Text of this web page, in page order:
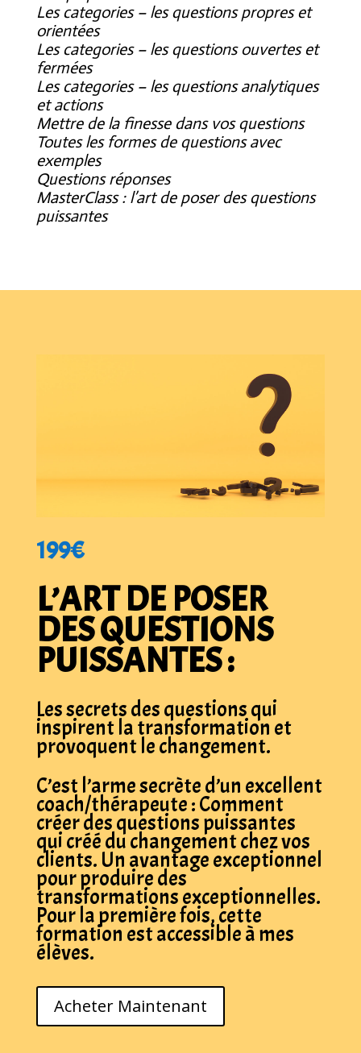
Les categories – les questions propres et
orientées
Les categories – les questions ouvertes et
fermées
Les categories – les questions analytiques
et actions
Mettre de la finesse dans vos questions
Toutes les formes de questions avec
exemples
Questions réponses
MasterClass : l’art de poser des questions
puissantes
199€
L’ART DE POSER
DES QUESTIONS
PUISSANTES :
Les secrets des questions qui
inspirent la transformation et
provoquent le changement.
C’est l’arme secrète d’un excellent
coach/thérapeute : Comment
créer des questions puissantes
qui créé du changement chez vos
clients. Un avantage exceptionnel
pour produire des
transformations exceptionnelles.
Pour la première fois, cette
formation est accessible à mes
élèves.
Acheter Maintenant